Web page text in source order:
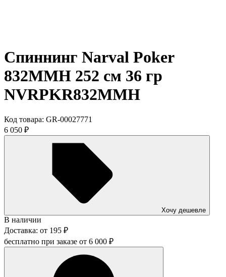
Спиннинг Narval Poker
832MMH 252 см 36 гр
NVRPKR832MMH
Код товара: GR-00027771
6 050 ₽
Хочу дешевле
В наличии
Доставка: от 195 ₽
бесплатно при заказе от 6 000 ₽